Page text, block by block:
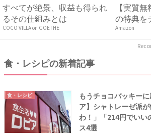
すべてが絶景、収益も得られ
るその仕組みとは
COCO VILLA on GOETHE
【実質
の特典を
Amazon
食・レシピの新着記事
食・レシピ
もうチョコバッキー
ア】シャトレーゼ派
わ！」「214円でいい
ス4選